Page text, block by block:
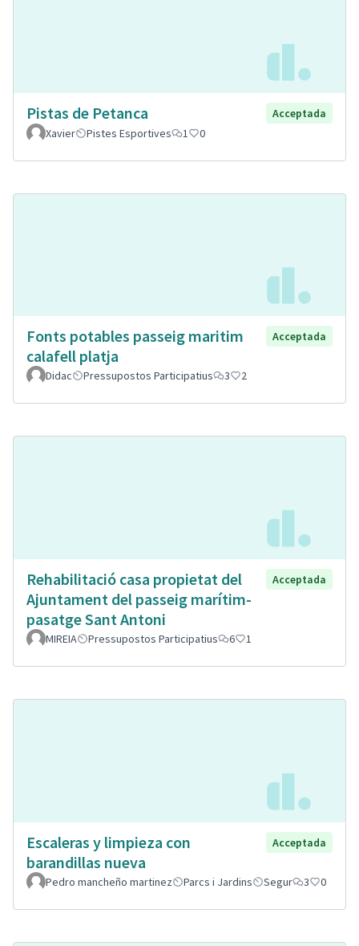
Pistas de Petanca
Acceptada
Xavier
Pistes Esportives 1 0
Fonts potables passeig maritim
calafell platja
Acceptada
Didac Pressupostos Participatius 3 2
Rehabilitació casa propietat del
Ajuntament del passeig marítim-
pasatge Sant Antoni
Acceptada
MIREIA Pressupostos Participatius 6 1
Escaleras y limpieza con
barandillas nueva
Acceptada
Pedro mancheño martinez Parcs i Jardins Segur 3 0